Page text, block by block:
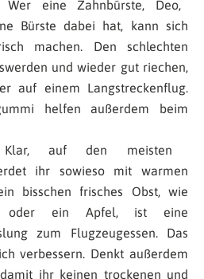
Wer eine Zahnbürste, Deo,
Bürste dabei hat, kann sich
machen. Den schlechten
und wieder gut riechen,
auf einem Langstreckenflug.
helfen außerdem beim
auf den meisten
ihr sowieso mit warmen
bisschen frisches Obst, wie
oder ein Apfel, ist eine
zum Flugzeugessen. Das
verbessern. Denkt außerdem
ihr keinen trockenen und